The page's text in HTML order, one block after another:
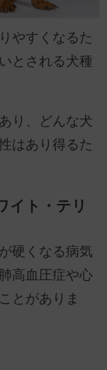
やすくなるた
とされる犬種
り、どんな犬
はあり得るた
イト・テリ
硬くなる病気
高血圧症や心
とがありま